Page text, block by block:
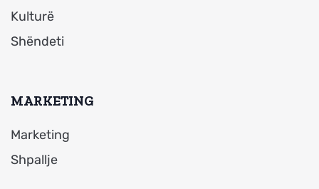
Kulturë
Shëndeti
MARKETING
Marketing
Shpallje